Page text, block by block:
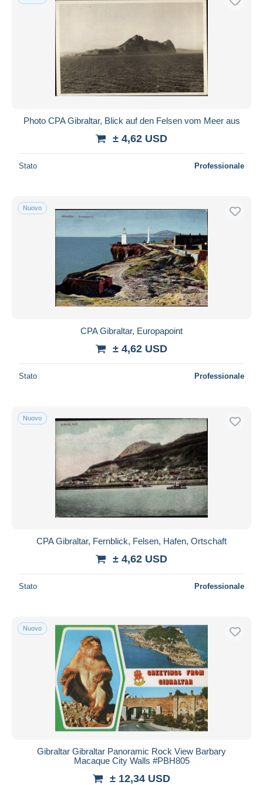
Photo CPA Gibraltar, Blick auf den Felsen vom Meer aus
± 4,62 USD
Stato Professionale
Nuovo
CPA Gibraltar, Europapoint
± 4,62 USD
Stato Professionale
Nuovo
CPA Gibraltar, Fernblick, Felsen, Hafen, Ortschaft
± 4,62 USD
Stato Professionale
Nuovo
Gibraltar Gibraltar Panoramic Rock View Barbary
Macaque City Walls #PBH805
± 12,34 USD